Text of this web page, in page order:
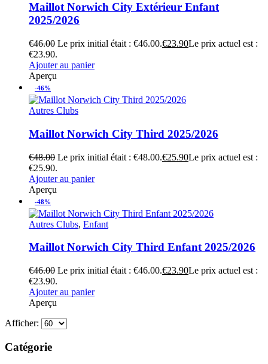
Maillot Norwich City Extérieur Enfant
2025/2026
€46.00 Le prix initial était : €46.00.€23.90Le prix actuel est :
€23.90.
Ajouter au panier
Aperçu
-46%
Autres Clubs
Maillot Norwich City Third 2025/2026
€48.00 Le prix initial était : €48.00.€25.90Le prix actuel est :
€25.90.
Ajouter au panier
Aperçu
-48%
Autres Clubs, Enfant
Maillot Norwich City Third Enfant 2025/2026
€46.00 Le prix initial était : €46.00.€23.90Le prix actuel est :
€23.90.
Ajouter au panier
Aperçu
Afficher:
Catégorie